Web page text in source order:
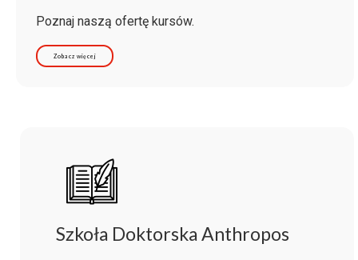
Poznaj naszą ofertę kursów.
Zobacz więcej
Szkoła Doktorska Anthropos